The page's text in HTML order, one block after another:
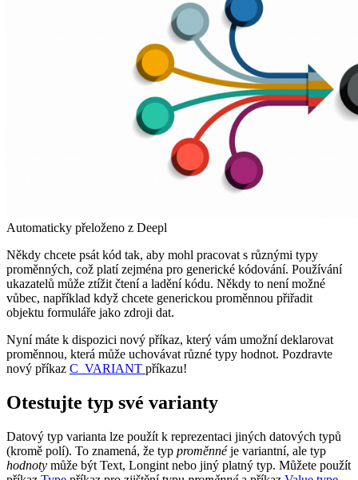
Automaticky přeloženo z Deepl
Někdy chcete psát kód tak, aby mohl pracovat s různými typy
proměnných, což platí zejména pro generické kódování. Používání
ukazatelů může ztížit čtení a ladění kódu. Někdy to není možné
vůbec, například když chcete generickou proměnnou přiřadit
objektu formuláře jako zdroji dat.
Nyní máte k dispozici nový příkaz, který vám umožní deklarovat
proměnnou, která může uchovávat různé typy hodnot. Pozdravte
nový příkaz C_VARIANT příkazu!
Otestujte typ své varianty
Datový typ varianta lze použít k reprezentaci jiných datových typů
(kromě polí). To znamená, že typ proměnnéje variantní, ale typ
hodnoty může být Text, Longint nebo jiný platný typ. Můžete použít